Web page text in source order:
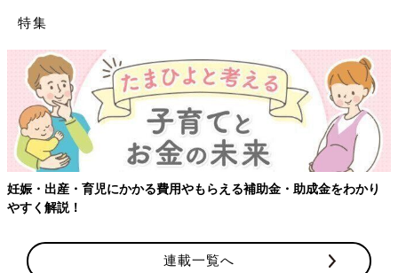
特集
妊娠・出産・育児にかかる費用やもらえる補助金・助成金をわかり
やすく解説！
連載一覧へ